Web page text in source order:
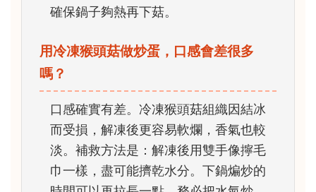
確保鍋子夠熱再下菇。
用冷凍猴頭菇做炒蛋，口感會差很多
嗎？
口感確實有差。冷凍猴頭菇組織因結冰
而受損，解凍後更容易軟爛，香氣也較
淡。補救方法是：解凍後用雙手像擰毛
巾一樣，盡可能擠乾水分。下鍋煸炒的